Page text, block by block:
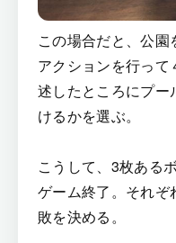
この場合だと、公
アクションを行っ
述したところにプー
けるかを選ぶ。
こうして、3枚ある
ゲーム終了。それぞ
敗を決める。